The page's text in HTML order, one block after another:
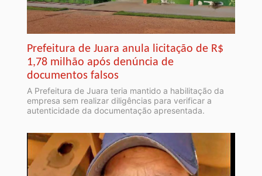
Prefeitura de Juara anula licitação de R$
1,78 milhão após denúncia de
documentos falsos
A Prefeitura de Juara teria mantido a habilitação da
empresa sem realizar diligências para verificar a
autenticidade da documentação apresentada.